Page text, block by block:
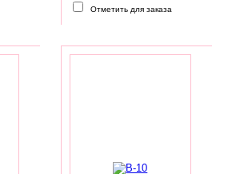
Отметить для заказа